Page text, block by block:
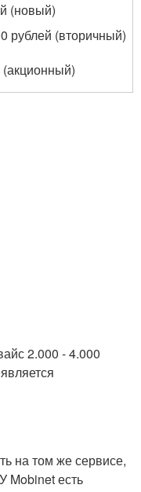
(новый)
рублей (вторичный)
2.000 - 4.000
на том же сервисе,
Mobinet есть